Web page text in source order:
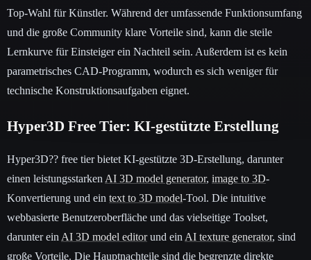
Top-Wahl für Künstler. Während der umfassende Funktionsumfang
und die große Community klare Vorteile sind, kann die steile
Lernkurve für Einsteiger ein Nachteil sein. Außerdem ist es kein
parametrisches CAD-Programm, wodurch es sich weniger für
technische Konstruktionsaufgaben eignet.
Hyper3D Free Tier: KI-gestützte Erstellung
Hyper3D?? free tier bietet KI-gestützte 3D-Erstellung, darunter
einen leistungsstarken AI 3D model generator, image to 3D-
Konvertierung und ein text to 3D model-Tool. Die intuitive
webbasierte Benutzeroberfläche und das vielseitige Toolset,
darunter ein AI 3D model editorund ein AI texture generator, sind
große Vorteile. Die Hauptnachteile sind die begrenzte direkte